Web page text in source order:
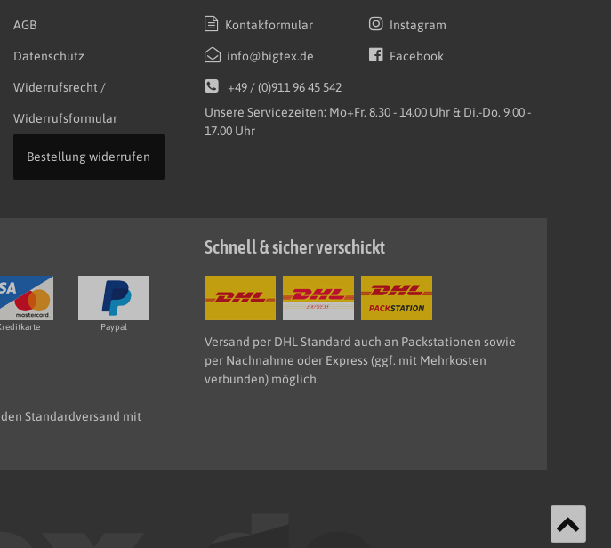
AGB
Datenschutz
Widerrufsrecht /
Widerrufsformular
Bestellung widerrufen
Kontakformular
info@bigtex.de
Instagram
Facebook
+49 / (0)911 96 45 542
Unsere Servicezeiten: Mo+Fr. 8.30 - 14.00 Uhr & Di.-Do. 9.00 -
17.00 Uhr
Paypal
Standardversand mit
Schnell & sicher verschickt
Versand per DHL Standard auch an Packstationen sowie
per Nachnahme oder Express (ggf. mit Mehrkosten
verbunden) möglich.